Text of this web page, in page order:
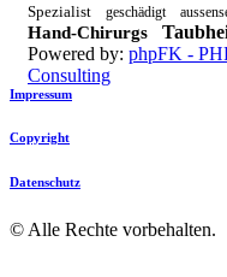
Spezialist geschädigt
Hand-Chirurgs
Powered by: phpFK -
Consulting
Impressum
Copyright
Datenschutz
©Alle Rechte vorbehalten.